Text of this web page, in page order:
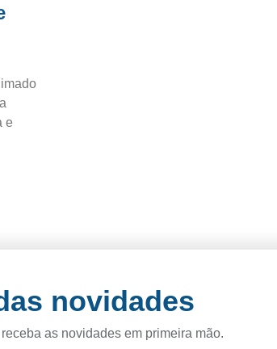
e
novidades
as novidades em primeira mão.